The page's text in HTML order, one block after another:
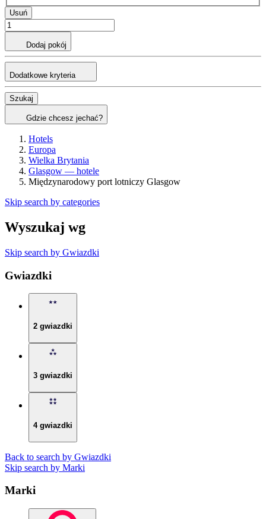
Usuń
Dodaj pokój
Dodatkowe kryteria
Szukaj
Gdzie chcesz jechać?
Hotels
Europa
Wielka Brytania
Glasgow — hotele
Międzynarodowy port lotniczy Glasgow
Skip search by categories
Wyszukaj wg
Skip search by Gwiazdki
Gwiazdki
2 gwiazdki
3 gwiazdki
4 gwiazdki
Back to search by Gwiazdki
Skip search by Marki
Marki